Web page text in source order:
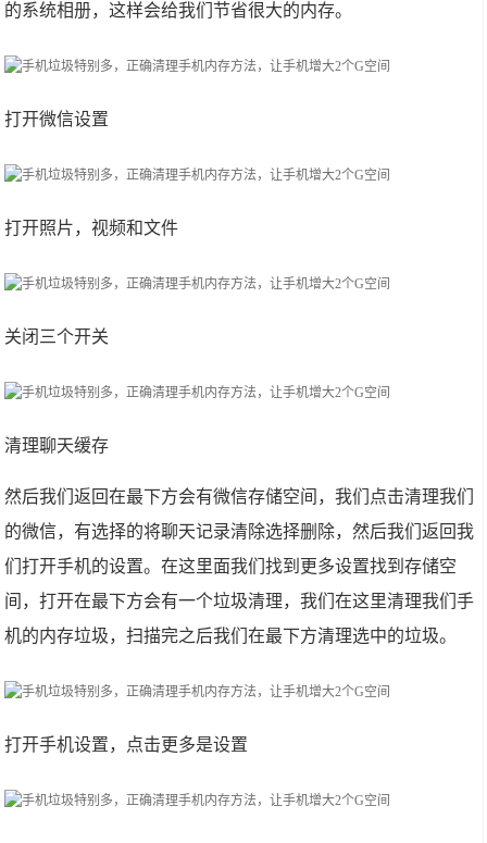
的系统相册，这样会给我们节省很大的内存。
打开微信设置
打开照片，视频和文件
关闭三个开关
清理聊天缓存
然后我们返回在最下方会有微信存储空间，我们点击清理我们
的微信，有选择的将聊天记录清除选择删除，然后我们返回我
们打开手机的设置。在这里面我们找到更多设置找到存储空
间，打开在最下方会有一个垃圾清理，我们在这里清理我们手
机的内存垃圾，扫描完之后我们在最下方清理选中的垃圾。
打开手机设置，点击更多是设置